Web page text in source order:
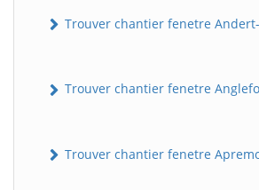
Trouver chantier fenetre
Trouver chantier fenetre
Trouver chantier fenetre